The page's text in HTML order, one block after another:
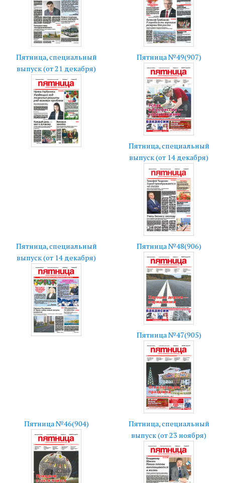
Пятница, специальный
выпуск (от 21 декабря)
Пятница №49(907)
Пятница, специальный
выпуск (от 14 декабря)
Пятница, специальный
выпуск (от 14 декабря)
Пятница №48(906)
Пятница №47(905)
Пятница №46(904)
Пятница, специальный
выпуск (от 23 ноября)